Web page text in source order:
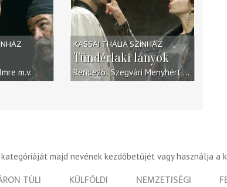
m.v.
KASSAI THÁLIA SZÍNHÁZ
Tündérlaki lányok
Rendező Szegvári Menyhért m.v.
majd nevének kezdőbetűjét vagy használja a
TÚLI KÜLFÖLDI NEMZETISÉGI